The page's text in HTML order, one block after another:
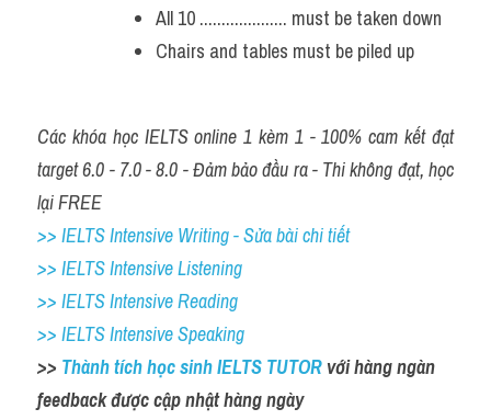
All 10 .................... must be taken down
Chairs and tables must be piled up
Các khóa học IELTS online 1 kèm 1 - 100% cam kết đạt
target 6.0 - 7.0 - 8.0 - Đảm bảo đầu ra - Thi không đạt, học
lại FREE
>> IELTS Intensive Writing - Sửa bài chi tiết
>> IELTS Intensive Listening
>> IELTS Intensive Reading
>> IELTS Intensive Speaking
>> Thành tích học sinh IELTS TUTOR với hàng ngàn
feedback được cập nhật hàng ngày